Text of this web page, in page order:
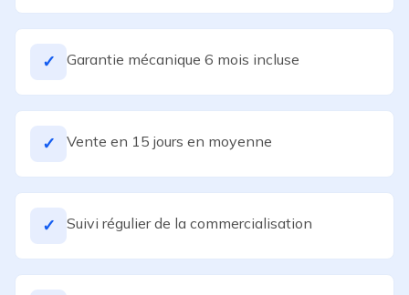
✓ Garantie mécanique 6 mois incluse
✓ Vente en 15 jours en moyenne
✓ Suivi régulier de la commercialisation